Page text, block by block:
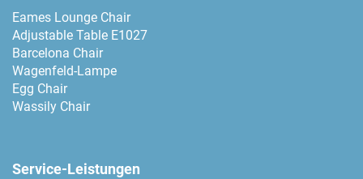
Eames Lounge Chair
Adjustable Table E1027
Barcelona Chair
Wagenfeld-Lampe
Egg Chair
Wassily Chair
Service-Leistungen